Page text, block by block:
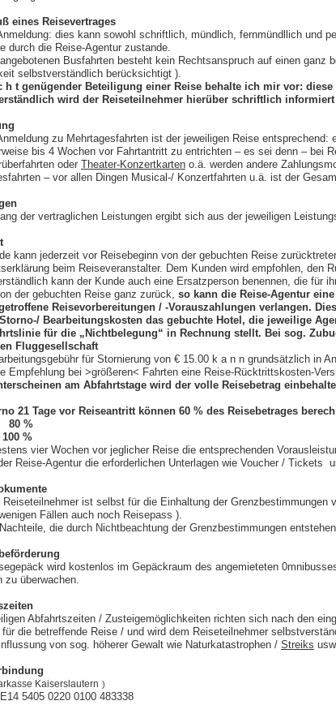
eines Reisevertrages
dies kann sowohl schriftlich, mündlich, fernmündllich und
durch die Reise-Agentur zustande.
Busfahrten besteht kein Rechtsanspruch auf einen ganz
selbstverständlich berücksichtigt ).
h t genügender Beteiligung einer Reise behalte ich mir vor:
wird der Reiseteilnehmer hierüber schriftlich informiert
zu Mehrtagesfahrten ist der jeweiligen Reise
bis 4 Wochen vor Fahrtantritt zu entrichten – es sei denn – bei
oder Theater-Konzertkarten o.ä. werden andere
– vor allen Dingen Musical-/ Konzertfahrten u.ä. ist der
der vertraglichen Leistungen ergibt sich aus der jeweiligen
kann jederzeit vor Reisebeginn von der gebuchten Reise
beim Reiseveranstalter. Dem Kunden wird empfohlen, den
kann der Kunde auch eine Ersatzperson benennen, die für
der gebuchten Reise ganz zurück, so kann die Reise-Agentur
Reisevorbereitungen / -Vorauszahlungen verlangen.
Bearbeitungskosten das gebuchte Hotel, die jeweilige
für die „Nichtbelegung“ in Rechnung stellt. Bei sog.
Fluggesellschaft
für Stornierung von € 15.00 k a n n grundsätzlich in
Empfehlung bei >größeren< Fahrten eine Reise-Rücktrittskosten-
am Abfahrtstage wird der volle Reisebetrag
21 Tage vor Reiseantritt können 60 % des Reisebetrages
80 %
100 %
vier Wochen vor jeglicher Reise die entsprechenden
Reise-Agentur die erforderlichen Unterlagen wie Voucher / Tickets
ist selbst für die Einhaltung der Grenzbestimmungen
Fällen auch noch Reisepass ).
die durch Nichtbeachtung der Grenzbestimmungen
wird kostenlos im Gepäckraum des angemieteten
zu überwachen.
Abfahrtszeiten / Zusteigemöglichkeiten richten sich nach den
für die betreffende Reise / und wird dem Reiseteilnehmer
von sog. höherer Gewalt wie Naturkatastrophen / Streiks
Kaiserslautern )
5405 0220 0100 483338